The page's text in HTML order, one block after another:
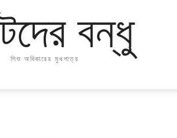
বন্ধু
শিশু অধিকারের মুখপাত্র